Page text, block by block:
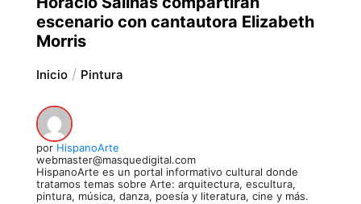
escenario con cantautora Elizabeth
Morris
Inicio Pintura
por HispanoArte
webmaster@masquedigital.com
HispanoArte es un portal informativo cultural donde
tratamos temas sobre Arte: arquitectura, escultura,
pintura, música, danza, poesía y literatura, cine y más.